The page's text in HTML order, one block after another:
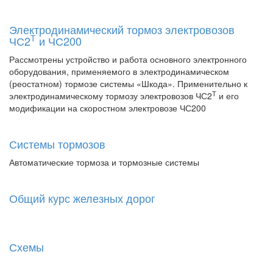
Электродинамический тормоз электровозов
ЧС2Т и ЧС200
Рассмотрены устройство и работа основного электронного
оборудования, применяемого в электродинамическом
(реостатном) тормозе системы «Шкода». Применительно к
электродинамическому тормозу электровозов ЧС2Т и его
модификации на скоростном электровозе ЧС200
Системы тормозов
Автоматические тормоза и тормозные системы
Общий курс железных дорог
Схемы